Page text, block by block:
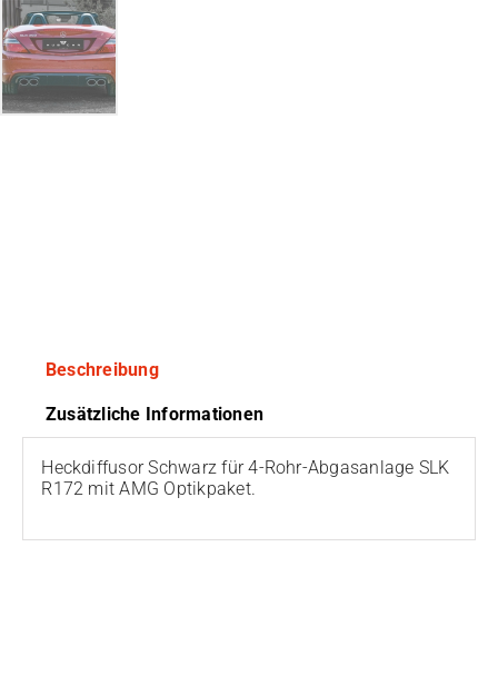
Beschreibung
Zusätzliche Informationen
Heckdiffusor Schwarz für 4-Rohr-Abgasanlage SLK
R172 mit AMG Optikpaket.